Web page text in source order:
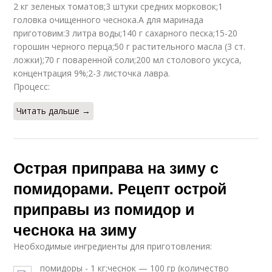
2 кг зеленых томатов;3 штуки средних морковок;1
головка очищенного чеснока.А для маринада
приготовим:3 литра воды;140 г сахарного песка;15-20
горошин черного перца;50 г растительного масла (3 ст.
ложки);70 г поваренной соли;200 мл столового уксуса,
концентрация 9%;2-3 листочка лавра.
Процесс:
Читать дальше →
Острая приправа на зиму с
помидорами. Рецепт острой
приправы из помидор и
чеснока на зиму
Необходимые ингредиенты для приготовления:
помидоры - 1 кг;чеснок — 100 гр (количество